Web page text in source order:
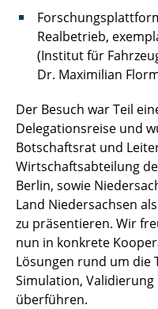
Realbetrieb,
(Institut für
Dr. Maximilian
Der Besuch war Teil
Delegationsreise und
Botschaftsrat und
Wirtschaftsabteilung
Berlin, sowie
Land Niedersachsen
zu präsentieren. Wir
nun in konkrete
Lösungen rund um die
Simulation,
überführen.